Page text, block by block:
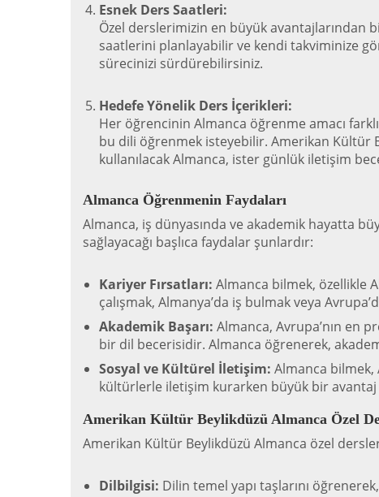
Esnek Ders Saatleri:
Özel derslerimizin en büyük avantajlarından
saatlerini planlayabilir ve kendi takviminize
sürecinizi sürdürebilirsiniz.
Hedefe Yönelik Ders İçerikleri:
Her öğrencinin Almanca öğrenme amacı
bu dili öğrenmek isteyebilir. Amerikan Kültür
kullanılacak Almanca, ister günlük iletişim
Almanca Öğrenmenin Faydaları
Almanca, iş dünyasında ve akademik hayatta
sağlayacağı başlıca faydalar şunlardır:
Kariyer Fırsatları: Almanca bilmek, özellikle
çalışmak, Almanya’da iş bulmak veya
Akademik Başarı: Almanca, Avrupa’nın en
bir dil becerisidir. Almanca öğrenerek,
Sosyal ve Kültürel İletişim: Almanca bilmek,
kültürlerle iletişim kurarken büyük bir avantaj
Amerikan Kültür Beylikdüzü Almanca Özel
Amerikan Kültür Beylikdüzü Almanca özel
Dilbilgisi: Dilin temel yapı taşlarını